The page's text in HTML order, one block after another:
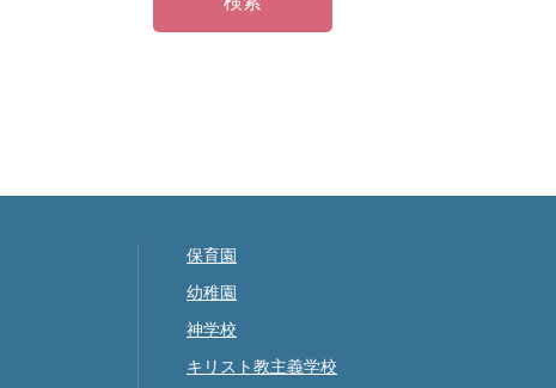
保育園
幼稚園
神学校
キリスト教主義学校